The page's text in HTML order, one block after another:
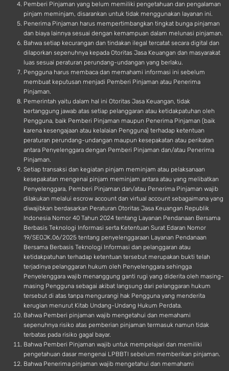
Pemberi Pinjaman yang belum memiliki pengetahuan dan pengalaman
pinjam meminjam, disarankan untuk tidak menggunakan layanan ini.
Penerima Pinjaman harus mempertimbangkan tingkat bunga pinjaman
dan biaya lainnya sesuai dengan kemampuan dalam melunasi pinjaman.
Bahwa setiap kecurangan dan tindakan ilegal tercatat secara digital dan
dilaporkan sepenuhnya kepada Otoritas Jasa Keuangan dan masyarakat
luas sesuai peraturan perundang-undangan yang berlaku.
Pengguna harus membaca dan memahami informasi ini sebelum
membuat keputusan menjadi Pemberi Pinjaman atau Penerima
Pinjaman.
Pemerintah yaitu dalam hal ini Otoritas Jasa Keuangan, tidak
bertanggung jawab atas setiap pelanggaran atau ketidakpatuhan oleh
Pengguna, baik Pemberi Pinjaman maupun Penerima Pinjaman (baik
karena kesengajaan atau kelalaian Pengguna) terhadap ketentuan
peraturan perundang-undangan maupun kesepakatan atau perikatan
antara Penyelenggara dengan Pemberi Pinjaman dan/atau Penerima
Pinjaman.
Setiap transaksi dan kegiatan pinjam meminjam atau pelaksanaan
kesepakatan mengenai pinjam meminjam antara atau yang melibatkan
Penyelenggara, Pemberi Pinjaman dan/atau Penerima Pinjaman wajib
dilakukan melalui escrow account dan virtual account sebagaimana yang
diwajibkan berdasarkan Peraturan Otoritas Jasa Keuangan Republik
Indonesia Nomor 40 Tahun 2024 tentang Layanan Pendanaan Bersama
Berbasis Teknologi Informasi serta Ketentuan Surat Edaran Nomor
19/SEOJK.06/2025 tentang penyelenggaraan Layanan Pendanaan
Bersama Berbasis Teknologi Informasi dan pelanggaran atau
ketidakpatuhan terhadap ketentuan tersebut merupakan bukti telah
terjadinya pelanggaran hukum oleh Penyelenggara sehingga
Penyelenggara wajib menanggung ganti rugi yang diderita oleh masing-
masing Pengguna sebagai akibat langsung dari pelanggaran hukum
tersebut di atas tanpa mengurangi hak Pengguna yang menderita
kerugian menurut Kitab Undang-Undang Hukum Perdata.
Bahwa Pemberi pinjaman wajib mengetahui dan memahami
sepenuhnya risiko atas pemberian pinjaman termasuk namun tidak
terbatas pada risiko gagal bayar.
Bahwa Pemberi Pinjaman wajib untuk mempelajari dan memiliki
pengetahuan dasar mengenai LPBBTI sebelum memberikan pinjaman.
Bahwa Penerima pinjaman wajib mengetahui dan memahami